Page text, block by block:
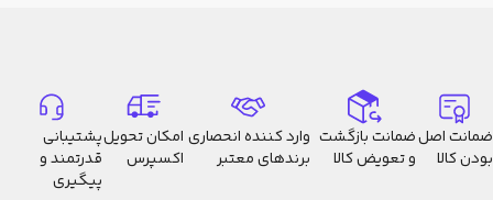
ضمانت اصل
بودن کالا
ضمانت بازگشت
و تعویض کالا
وارد کننده انحصاری
برندهای معتبر
امکان تحویل
اکسپرس
پشتیبانی
قدرتمند و
پیگیری